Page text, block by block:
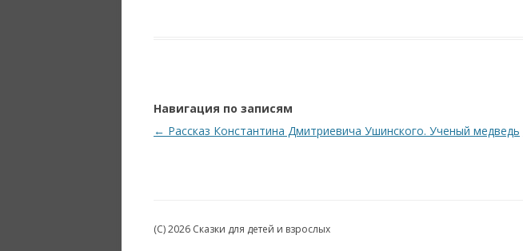
Навигация по записям
← Рассказ Константина Дмитриевича Ушинского. Ученый медведь
(C) 2026 Сказки для детей и взрослых